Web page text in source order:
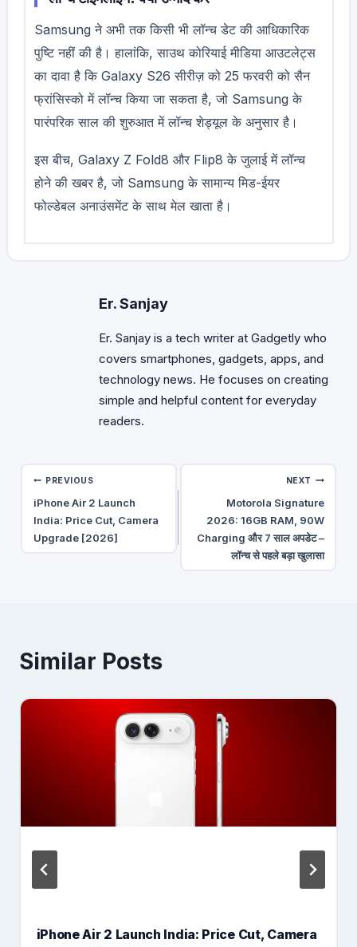
Samsung ने अभी तक किसी भी लॉन्च डेट की आधिकारिक
पुष्टि नहीं की है। हालांकि, साउथ कोरियाई मीडिया आउटलेट्स
का दावा है कि Galaxy S26 सीरीज़ को 25 फरवरी को सैन
फ्रांसिस्को में लॉन्च किया जा सकता है, जो Samsung के
पारंपरिक साल की शुरुआत में लॉन्च शेड्यूल के अनुसार है।
इस बीच, Galaxy Z Fold8 और Flip8 के जुलाई में लॉन्च
होने की खबर है, जो Samsung के सामान्य मिड-ईयर
फोल्डेबल अनाउंसमेंट के साथ मेल खाता है।
Er. Sanjay
Er. Sanjay is a tech writer at Gadgetly who
covers smartphones, gadgets, apps, and
technology news. He focuses on creating
simple and helpful content for everyday
readers.
Post
navigation
PREVIOUS
iPhone Air 2 Launch
India: Price Cut, Camera
Upgrade [2026]
NEXT
Motorola Signature
2026: 16GB RAM, 90W
Charging और 7 साल अपडेट –
लॉन्च से पहले बड़ा खुलासा
Similar Posts
iPhone Air 2 Launch India: Price Cut, Camera